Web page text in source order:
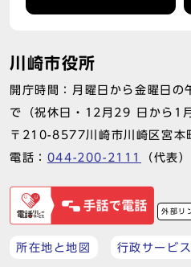
川崎市役所
開庁時間：月曜日から金曜日
で（祝休日・12月29 日から1
〒210-8577川崎市川崎区宮本
電話： 044-200-2111 （代表）
外部リ
所在地と地図 行政サービ